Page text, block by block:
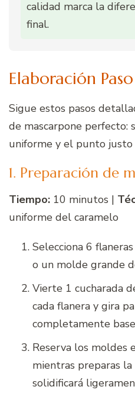
calidad marca la
final.
Elaboración
Sigue estos pasos
de mascarpone perfecto:
uniforme y el punto
1. Preparación de
Tiempo: 10 minutos |
uniforme del caramelo
Selecciona 6
o un molde grande
Vierte 1 cucharada
cada flanera y gira
completamente
Reserva los moldes
mientras preparas
solidificará